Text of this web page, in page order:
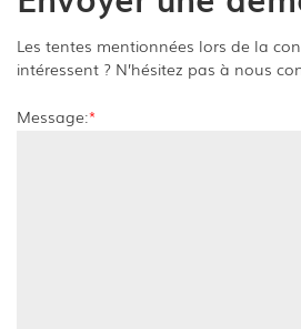
Les tentes mentionnées lors de la
intéressent ? N’hésitez pas à nous
Message:*